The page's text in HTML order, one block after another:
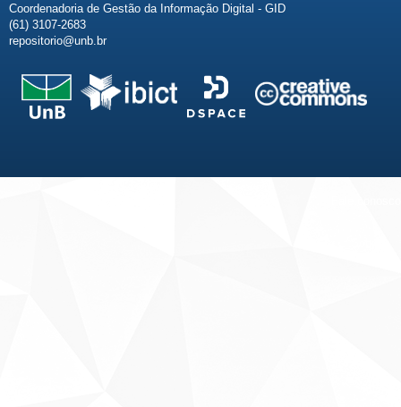
Coordenadoria de Gestão da Informação Digital - GID
(61) 3107-2683
repositorio@unb.br